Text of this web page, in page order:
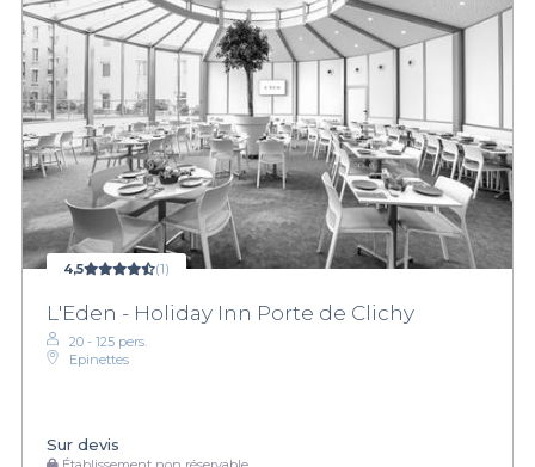
4,5 (1)
L'Eden - Holiday Inn Porte de Clichy
20 - 125 pers.
Epinettes
Sur devis